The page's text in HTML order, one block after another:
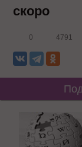
скоро
0 4791